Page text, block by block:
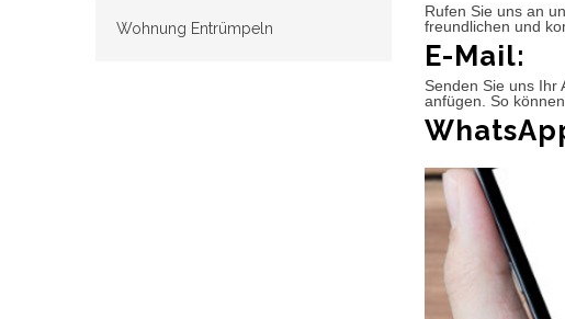
Wohnung Entrümpeln
Rufen Sie uns an
freundlichen und
E-Mail:
Senden Sie uns Ihr
anfügen. So